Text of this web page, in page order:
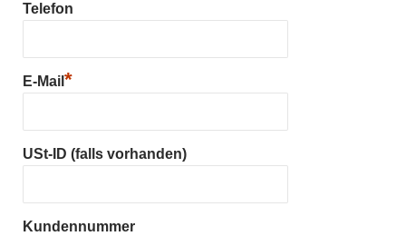
Telefon
E-Mail *
USt-ID (falls vorhanden)
Kundennummer